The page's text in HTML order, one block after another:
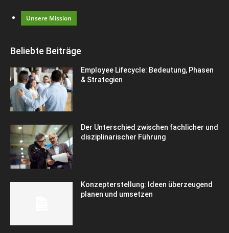
Unsere Mission
Beliebte Beiträge
Employee Lifecycle: Bedeutung, Phasen
& Strategien
Der Unterschied zwischen fachlicher und
disziplinarischer Führung
Konzepterstellung: Ideen überzeugend
planen und umsetzen